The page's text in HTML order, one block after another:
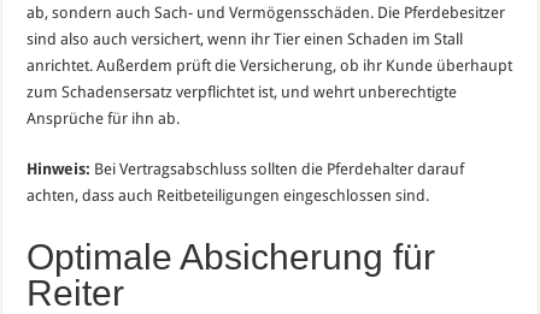
ab, sondern auch Sach- und Vermögensschäden. Die Pferdebesitzer
sind also auch versichert, wenn ihr Tier einen Schaden im Stall
anrichtet. Außerdem prüft die Versicherung, ob ihr Kunde überhaupt
zum Schadensersatz verpflichtet ist, und wehrt unberechtigte
Ansprüche für ihn ab.
Hinweis: Bei Vertragsabschluss sollten die Pferdehalter darauf
achten, dass auch Reitbeteiligungen eingeschlossen sind.
Optimale Absicherung für
Reiter